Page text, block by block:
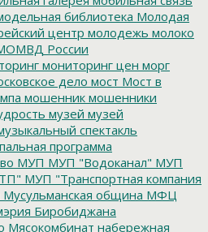
библиотека Молодая
центр молодежь молоко
России
мониторинг цен морг
дело мост Мост в
мошенник мошенники
музей музей
спектакль
программа
МУП МУП "Водоканал" МУП
МУП "Транспортная компания
Мусульманская община МФЦ
Биробиджана
Мясокомбинат набережная